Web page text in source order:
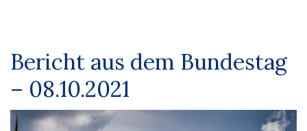
Bericht aus dem Bundestag
– 08.10.2021